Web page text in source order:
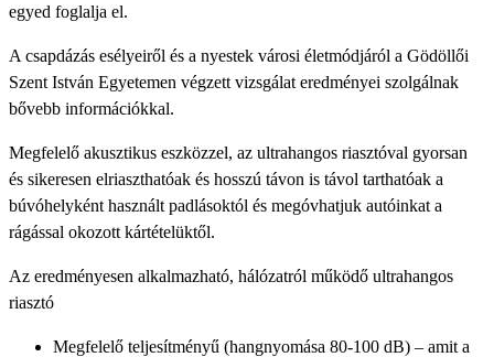
egyed foglalja el.
A csapdázás esélyeiről és a nyestek városi életmódjáról a Gödöllői
Szent István Egyetemen végzett vizsgálat eredményei szolgálnak
bővebb információkkal.
Megfelelő akusztikus eszközzel, az ultrahangos riasztóval gyorsan
és sikeresen elriaszthatóak és hosszú távon is távol tarthatóak a
búvóhelyként használt padlásoktól és megóvhatjuk autóinkat a
rágással okozott kártételüktől.
Az eredményesen alkalmazható, hálózatról működő ultrahangos
riasztó
Megfelelő teljesítményű (hangnyomása 80-100 dB) – amit a